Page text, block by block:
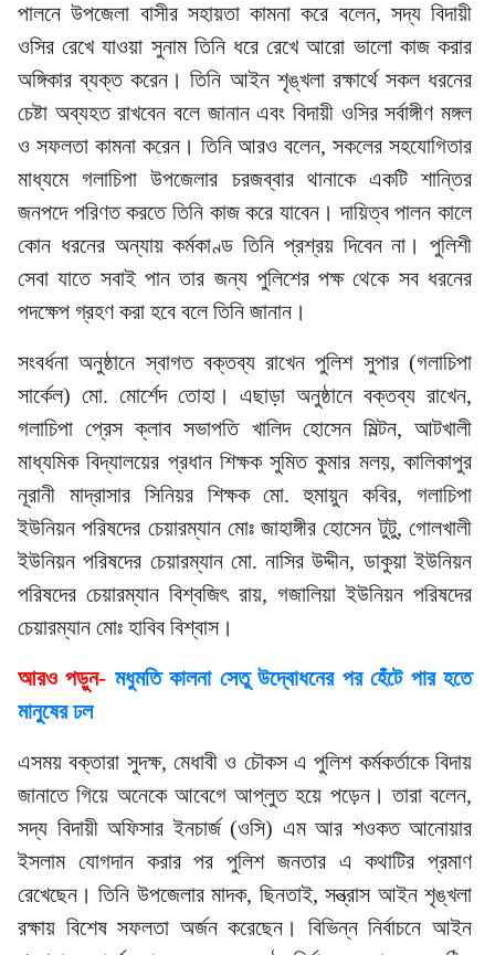
পালনে উপজেলা বাসীর সহায়তা কামনা করে বলেন, সদ্য বিদায়ী
ওসির রেখে যাওয়া সুনাম তিনি ধরে রেখে আরো ভালো কাজ করার
অঙ্গিকার ব্যক্ত করেন। তিনি আইন শৃঙ্খলা রক্ষার্থে সকল ধরনের
চেষ্টা অব্যহত রাখবেন বলে জানান এবং বিদায়ী ওসির সর্বাঙ্গীণ মঙ্গল
ও সফলতা কামনা করেন। তিনি আরও বলেন, সকলের সহযোগিতার
মাধ্যমে গলাচিপা উপজেলার চরজব্বার থানাকে একটি শান্তির
জনপদে পরিণত করতে তিনি কাজ করে যাবেন। দায়িত্ব পালন কালে
কোন ধরনের অন্যায় কর্মকাণ্ড তিনি প্রশ্রয় দিবেন না। পুলিশী
সেবা যাতে সবাই পান তার জন্য পুলিশের পক্ষ থেকে সব ধরনের
পদক্ষেপ গ্রহণ করা হবে বলে তিনি জানান।
সংবর্ধনা অনুষ্ঠানে স্বাগত বক্তব্য রাখেন পুলিশ সুপার (গলাচিপা
সার্কেল) মো. মোর্শেদ তোহা। এছাড়া অনুষ্ঠানে বক্তব্য রাখেন,
গলাচিপা প্রেস ক্লাব সভাপতি খালিদ হোসেন মিল্টন, আটখালী
মাধ্যমিক বিদ্যালয়ের প্রধান শিক্ষক সুমিত কুমার মলয়, কালিকাপুর
নূরানী মাদ্রাসার সিনিয়র শিক্ষক মো. হুমায়ুন কবির, গলাচিপা
ইউনিয়ন পরিষদের চেয়ারম্যান মোঃ জাহাঙ্গীর হোসেন টুটু, গোলখালী
ইউনিয়ন পরিষদের চেয়ারম্যান মো. নাসির উদ্দীন, ডাকুয়া ইউনিয়ন
পরিষদের চেয়ারম্যান বিশ্বজিৎ রায়, গজালিয়া ইউনিয়ন পরিষদের
চেয়ারম্যান মোঃ হাবিব বিশ্বাস।
আরও পড়ুন- মধুমতি কালনা সেতু উদ্বোধনের পর হেঁটে পার হতে
মানুষের ঢল
এসময় বক্তারা সুদক্ষ, মেধাবী ও চৌকস এ পুলিশ কর্মকর্তাকে বিদায়
জানাতে গিয়ে অনেকে আবেগে আপ্লুত হয়ে পড়েন। তারা বলেন,
সদ্য বিদায়ী অফিসার ইনচার্জ (ওসি) এম আর শওকত আনোয়ার
ইসলাম যোগদান করার পর পুলিশ জনতার এ কথাটির প্রমাণ
রেখেছেন। তিনি উপজেলার মাদক, ছিনতাই, সন্ত্রাস আইন শৃঙ্খলা
রক্ষায় বিশেষ সফলতা অর্জন করেছেন। বিভিন্ন নির্বাচনে আইন